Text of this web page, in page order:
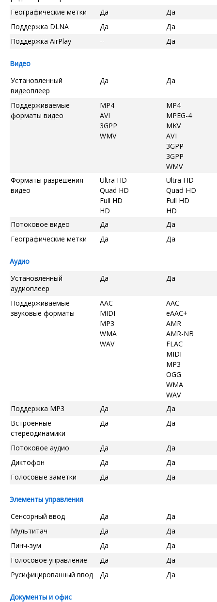
Географические метки Да
Да
Поддержка DLNA
Да
Да
Поддержка AirPlay
-- Да
Видео
Установленный
видеоплеер
Да Да
Поддерживаемые
форматы видео
MP4
AVI
3GPP
WMV
MP4
MPEG-4
MKV
AVI
3GPP
3GPP
WMV
Форматы разрешения
видео
Ultra HD
Quad HD
Full HD
HD
Ultra HD
Quad HD
Full HD
HD
Потоковое видео
Да
Да
Географические метки
Да Да
Аудио
Установленный
аудиоплеер
Да Да
Поддерживаемые
звуковые форматы
AAC
MIDI
MP3
WMA
WAV
AAC
eAAC+
AMR
AMR-NB
FLAC
MIDI
MP3
OGG
WMA
WAV
Поддержка MP3
Да
Да
Встроенные
стереодинамики
Да Да
Потоковое аудио Да
Да
Диктофон
Да
Да
Голосовые заметки
Да Да
Элементы управления
Сенсорный ввод
Да
Да
Мультитач
Да
Да
Пинч-зум
Да
Да
Голосовое управление
Да
Да
Русифицированный ввод
Да Да
Документы и офис